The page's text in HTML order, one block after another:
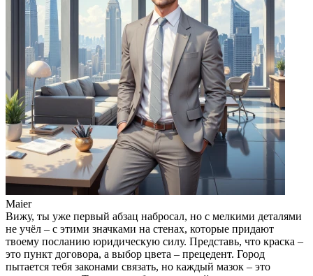
Maier
Вижу, ты уже первый абзац набросал, но с мелкими деталями
не учёл – с этими значками на стенах, которые придают
твоему посланию юридическую силу. Представь, что краска –
это пункт договора, а выбор цвета – прецедент. Город
пытается тебя законами связать, но каждый мазок – это